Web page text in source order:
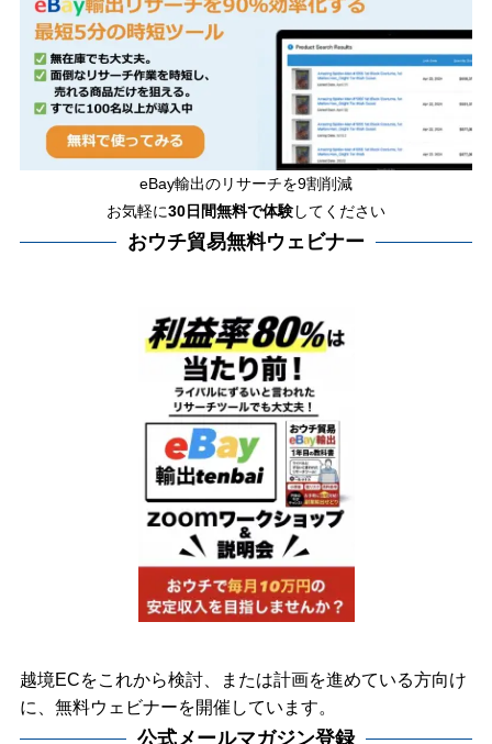
eBay輸出のリサーチを9割削減
お気軽に30日間無料で体験してください
おウチ貿易無料ウェビナー
越境ECをこれから検討、または計画を進めている方向け
に、無料ウェビナーを開催しています。
公式メールマガジン登録